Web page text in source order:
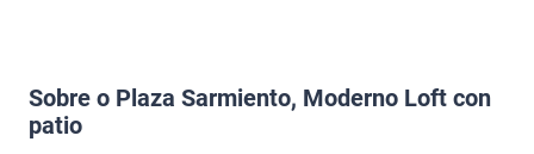
Sobre o Plaza Sarmiento, Moderno Loft con
patio